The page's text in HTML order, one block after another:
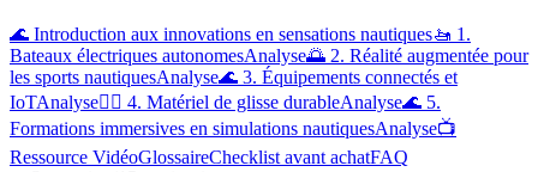
🌊 Introduction aux innovations en sensations nautiques🚤 1.
Bateaux électriques autonomesAnalyse🌅 2. Réalité augmentée pour
les sports nautiquesAnalyse🌊 3. Équipements connectés et
IoTAnalyse🏄‍♂️ 4. Matériel de glisse durableAnalyse🌊 5.
Formations immersives en simulations nautiquesAnalyse📺
Ressource VidéoGlossaireChecklist avant achatFAQ